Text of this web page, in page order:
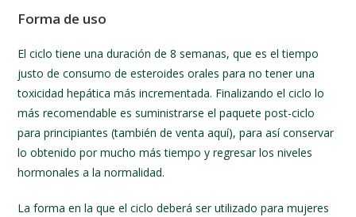
Forma de uso
El ciclo tiene una duración de 8 semanas, que es el tiempo
justo de consumo de esteroides orales para no tener una
toxicidad hepática más incrementada. Finalizando el ciclo lo
más recomendable es suministrarse el paquete post-ciclo
para principiantes (también de venta aquí), para así conservar
lo obtenido por mucho más tiempo y regresar los niveles
hormonales a la normalidad.
La forma en la que el ciclo deberá ser utilizado para mujeres